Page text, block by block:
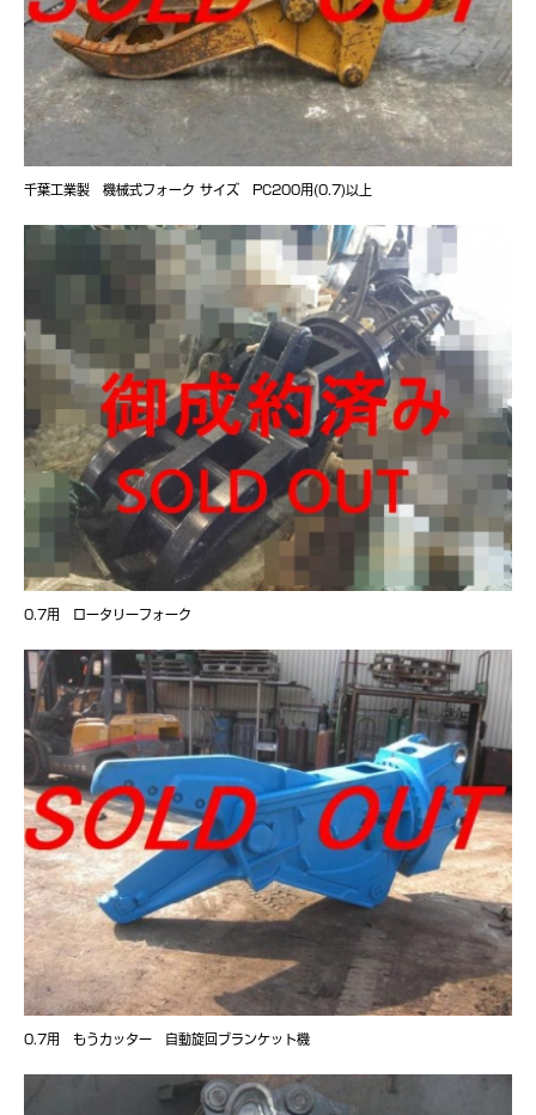
千葉工業製 機械式フォーク サイズ PC200用(0.7)以上
0.7用 ロータリーフォーク
0.7用 もうカッター 自動旋回ブランケット機